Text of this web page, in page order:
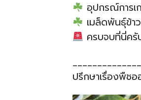
อุปกรณ์การ
เมล็ดพันธุ์ข้า
ครบจบที่นี่ครั
ปรึกษาเรื่องพืช